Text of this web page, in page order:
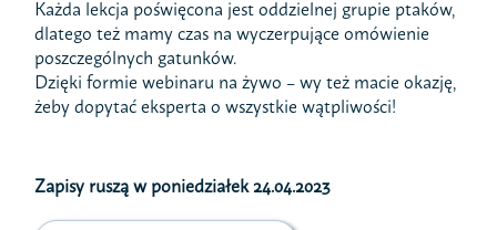
Każda lekcja poświęcona jest oddzielnej grupie ptaków,
dlatego też mamy czas na wyczerpujące omówienie
poszczególnych gatunków.
Dzięki formie webinaru na żywo – wy też macie okazję,
żeby dopytać eksperta o wszystkie wątpliwości!
Zapisy ruszą w poniedziałek 24.04.2023